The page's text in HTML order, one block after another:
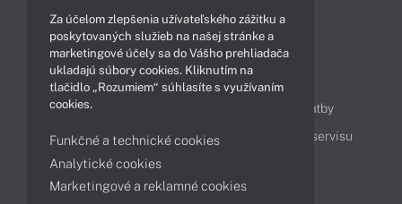
Technológie
Videá
Obsah
Ako nakupovať
Možnosti doručenia a platby
Podpora a servis
Servisné služby Cenník servisu
Kontakty
Za účelom zlepšenia užívateľského zážitku a
poskytovaných služieb na našej stránke a
marketingové účely sa do Vášho prehliadača
ukladajú súbory cookies. Kliknutím na
tlačidlo „Rozumiem“ súhlasíte s využívaním
cookies.
Funkčné a technické cookies
Analytické cookies
Marketingové a reklamné cookies